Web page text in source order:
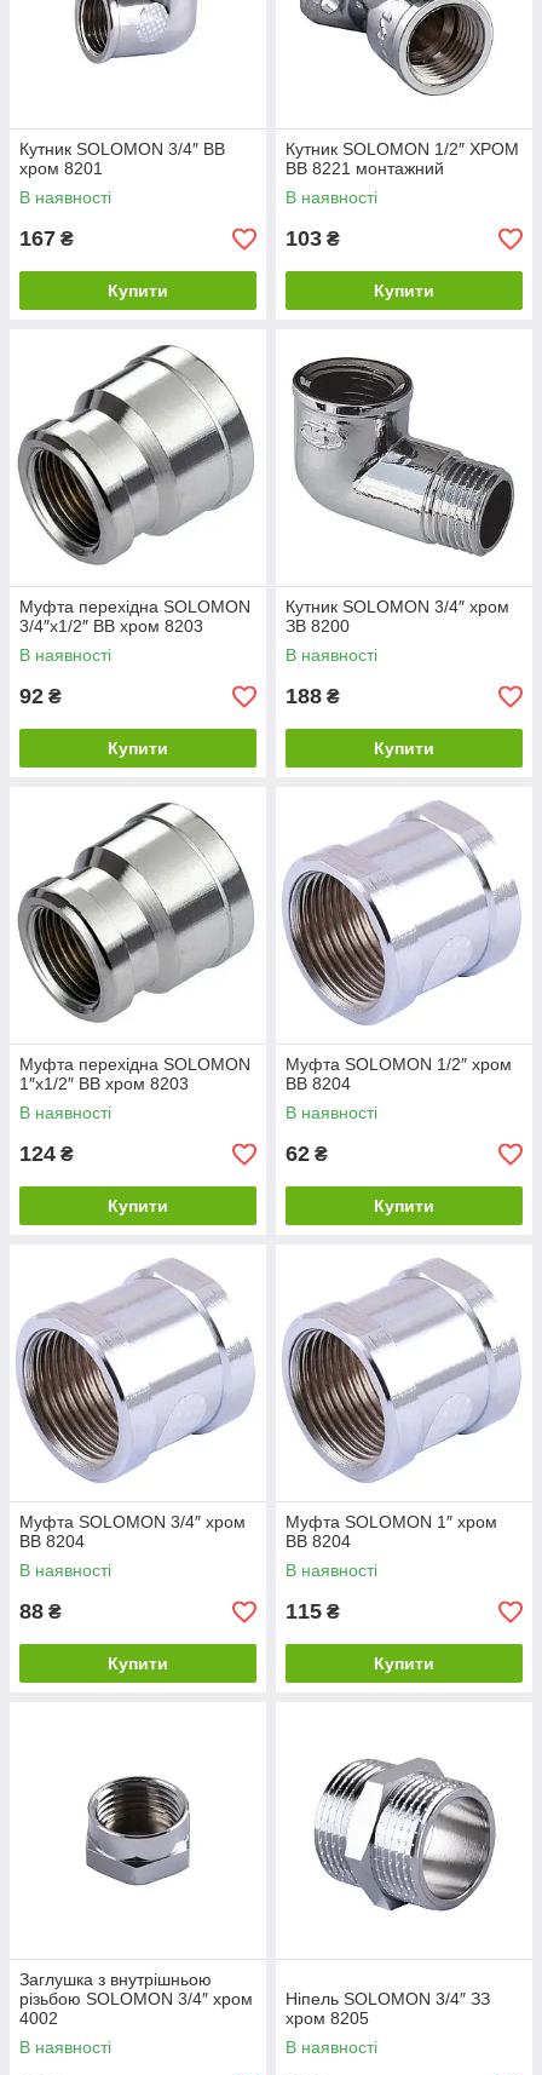
Кутник SOLOMON 3/4″ ВВ
хром 8201
В наявності
167 ₴
Купити
Кутник SOLOMON 1/2″ ХРОМ
ВВ 8221 монтажний
В наявності
103 ₴
Купити
Муфта перехідна SOLOMON
3/4″х1/2″ ВВ хром 8203
В наявності
92 ₴
Купити
Кутник SOLOMON 3/4″ хром
ЗВ 8200
В наявності
188 ₴
Купити
Муфта перехідна SOLOMON
1″х1/2″ ВВ хром 8203
В наявності
124 ₴
Купити
Муфта SOLOMON 1/2″ хром
ВВ 8204
В наявності
62 ₴
Купити
Муфта SOLOMON 3/4″ хром
ВВ 8204
В наявності
88 ₴
Купити
Муфта SOLOMON 1″ хром
ВВ 8204
В наявності
115 ₴
Купити
Заглушка з внутрішньою
різьбою SOLOMON 3/4″ хром
4002
В наявності
Ніпель SOLOMON 3/4″ ЗЗ
хром 8205
В наявності